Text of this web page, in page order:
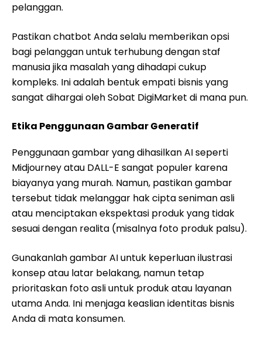
pelanggan.
Pastikan chatbot Anda selalu memberikan opsi
bagi pelanggan untuk terhubung dengan staf
manusia jika masalah yang dihadapi cukup
kompleks. Ini adalah bentuk empati bisnis yang
sangat dihargai oleh Sobat DigiMarket di mana pun.
Etika Penggunaan Gambar Generatif
Penggunaan gambar yang dihasilkan AI seperti
Midjourney atau DALL-E sangat populer karena
biayanya yang murah. Namun, pastikan gambar
tersebut tidak melanggar hak cipta seniman asli
atau menciptakan ekspektasi produk yang tidak
sesuai dengan realita (misalnya foto produk palsu).
Gunakanlah gambar AI untuk keperluan ilustrasi
konsep atau latar belakang, namun tetap
prioritaskan foto asli untuk produk atau layanan
utama Anda. Ini menjaga keaslian identitas bisnis
Anda di mata konsumen.